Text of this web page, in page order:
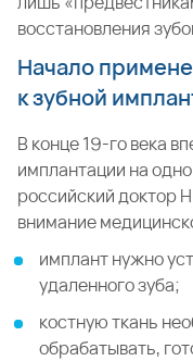
восстановления
Начало
к зубной
В конце 19-го века
имплантации на
российский доктор
внимание
имплант нужно
удаленного зуба;
костную ткань
обрабатывать,